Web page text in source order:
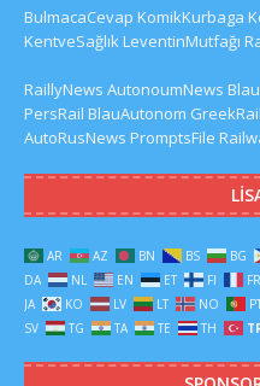
BulmacaCevap KomikKurbaga
KentveSağlıkLeventinMutfağı
RaillyNews AutonoumNews
PersRail BlauAutonom GreekRail
AutoRusNews PromptsFile
AR AZ BN BS BG
DA
NL EN ET FI FR
JA
KO LV LT NO
SV
TG TA TE TH